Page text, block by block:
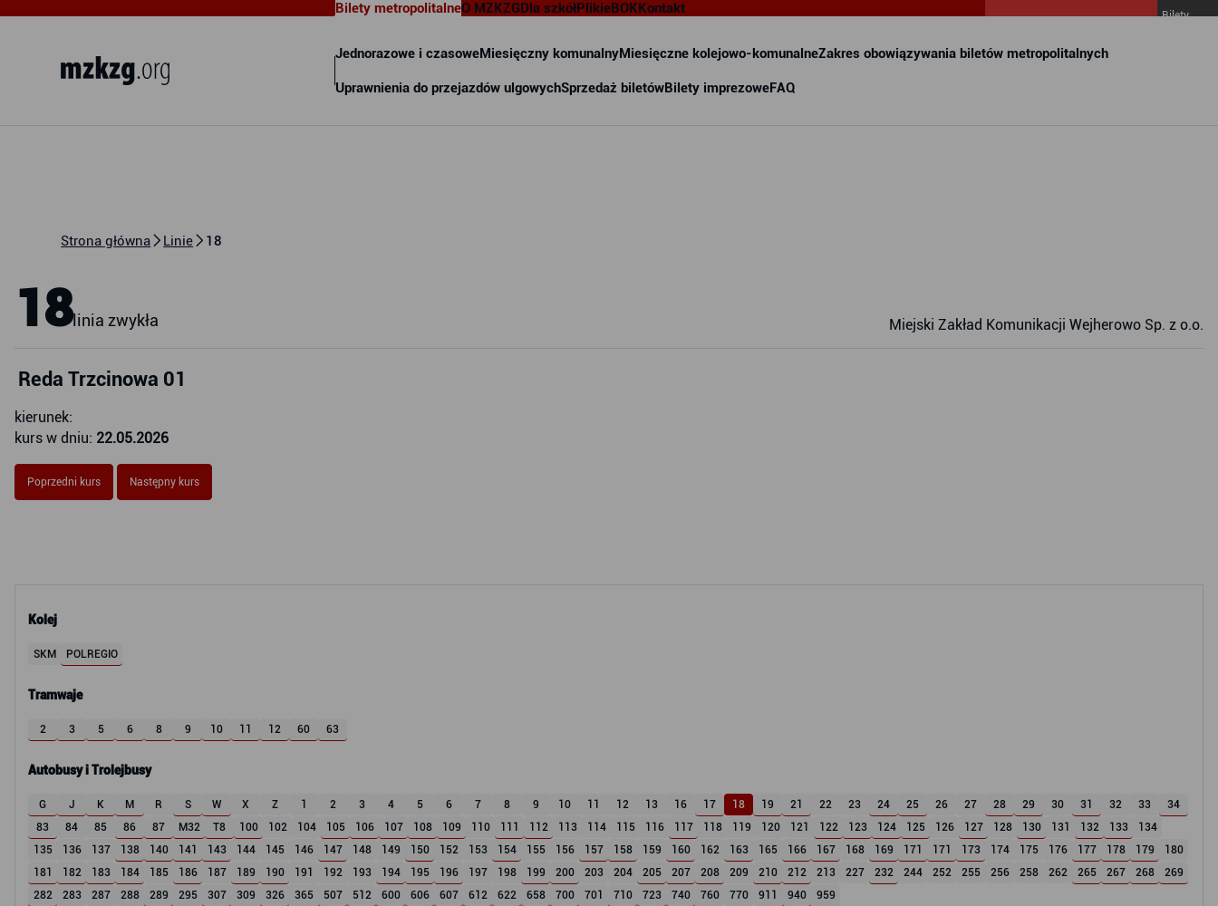
Bilety metropolitalne
Jednorazowe i czasoweMiesięczny komunalnyMiesięczne kolejowo-komunalneZakres obowiązywania biletów metropolitalnych
Uprawnienia do przejazdów ulgowychSprzedaż biletówBilety imprezoweFAQ
O MZKZGDla szkółPlikieBOKKontakt
Bilety
Strona główna Linie 18
Kolej
SKM POLREGIO
Tramwaje
2 3 5 6 8 9 10 11 12 60 63
Autobusy i Trolejbusy
G J K M R S W X Z 1 2 3 4 5 6 7 8 9 10 11 12 13 16 17 18 19 21 22 23 24 25 26 27 28 29 30 31 32 33
34
83
84 85 86 87 M32 T8 100 102 104 105 106 107 108 109 110 111 112 113 114 115 116 117 118 119 120 121 122 123 124 125 126 127 128 130 131 132 133
134
135
136 137 138 140 141 143 144 145 146 147 148 149 150 152 153 154 155 156 157 158 159 160 162 163 165 166 167 168 169 171 171 173 174 175 176 177 178 179
180
181
182 183 184 185 186 187 189 190 191 192 193 194 195 196 197 198 199 200 203 204 205 207 208 209 210 212 213 227 232 244 252 255 256 258 262 265 267 268
269
282
283 287 288 289 295 307 309 326 365 507 512 600 606 607 612 622 658 700 701 710 723 740 760 770 911 940 959
18linia zwykła Miejski Zakład Komunikacji Wejherowo Sp. z o.o.
Reda Trzcinowa 01
kierunek:
kurs w dniu: 22.05.2026
Poprzedni kurs Następny kurs